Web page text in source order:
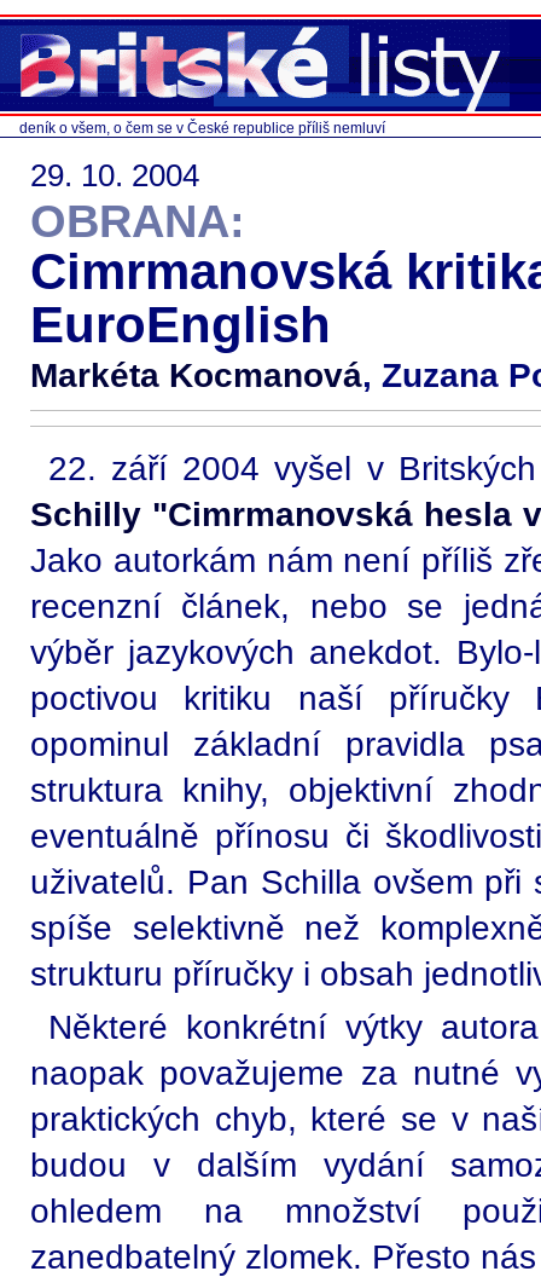
deník o všem, o čem se v České republice příliš nemluví
29. 10. 2004
OBRANA:
Cimrmanovská
EuroEnglish
Markéta Kocmanová, Zuzana
22. září 2004 vyšel v
Schilly "Cimrmanovská hesla
Jako autorkám nám není příliš
recenzní článek, nebo se
výběr jazykových anekdot.
poctivou kritiku naší příručky
opominul základní pravidla
struktura knihy, objektivní
eventuálně přínosu či
uživatelů. Pan Schilla ovšem
spíše selektivně než
strukturu příručky i obsah
Některé konkrétní výtky
naopak považujeme za nutné
praktických chyb, které se v
budou v dalším vydání
ohledem na množství
zanedbatelný zlomek. Přesto